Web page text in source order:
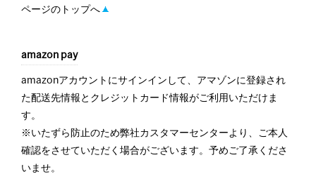
ページのトップへ
amazon pay
amazonアカウントにサインインして、アマゾンに登録され
た配送先情報とクレジットカード情報がご利用いただけま
す。
※いたずら防止のため弊社カスタマーセンターより、ご本人
確認をさせていただく場合がございます。予めご了承くださ
いませ。